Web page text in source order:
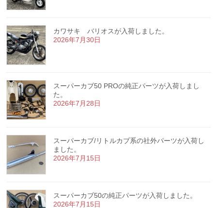
カワサキ バリオスが入荷しました。
2026年7月30日
スーパーカブ50 PROの純正パーツが入荷しまし
た。
2026年7月28日
スーパーカブ/リトルカブ系の社外パーツが入荷し
ました。
2026年7月15日
スーパーカブ50の純正パーツが入荷しました。
2026年7月15日